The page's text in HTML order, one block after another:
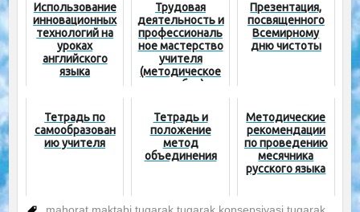
Использование
инновационных
технологий на
уроках
английского
языка
Трудовая
деятельность и
профессиональ
ное мастерство
учителя
(методическое
пособие)
Презентация,
посвященного
Всемирному
дню чистоты
Тетрадь по
самообразован
ию учителя
Тетрадь и
положение
метод
объединения
Методические
рекомендации
по проведению
месячника
русского языка